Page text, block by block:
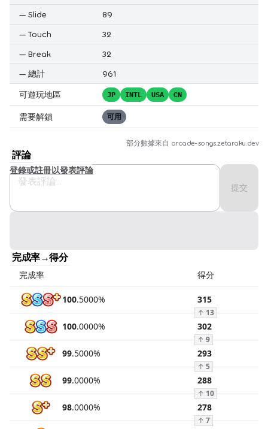
— Slide
89
— Touch
32
— Break
32
— 總計 961
可遊玩地區 JP INTL USA CN
需要解鎖 可用
部分數據來自 arcade-songs.zetaraku.dev
評論
提交
登錄或註冊以發表評論
完成率→得分
完成率 得分
100.5000% 315
↑ 13
100.0000% 302
↑ 9
99.5000% 293
↑ 5
99.0000% 288
↑ 10
98.0000% 278
↑ 7